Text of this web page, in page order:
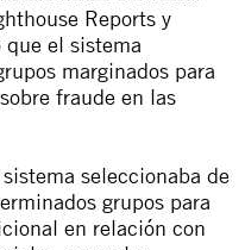
Reports y
que el sistema
marginados para
fraude en las
seleccionaba de
grupos para
en relación con